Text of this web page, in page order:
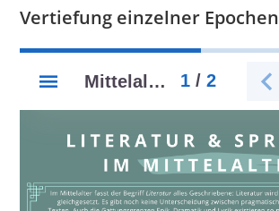
Vertiefung einzelner Epochen